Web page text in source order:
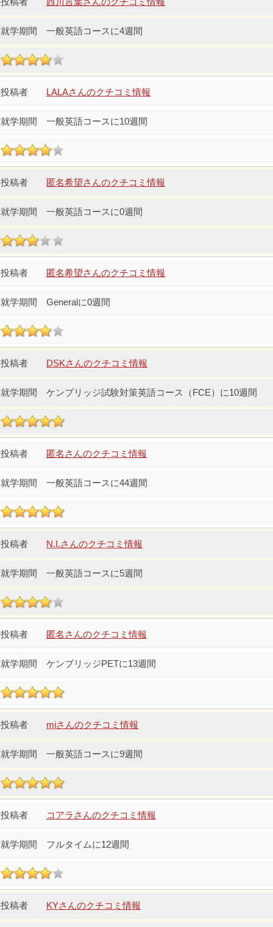
一般英語コースに4週間
LALAさんのクチコミ情報
一般英語コースに10週間
匿名希望さんのクチコミ情報
一般英語コースに0週間
匿名希望さんのクチコミ情報
Generalに0週間
DSKさんのクチコミ情報
ケンブリッジ試験対策英語コース（FCE）に10週間
匿名さんのクチコミ情報
一般英語コースに44週間
N.I.さんのクチコミ情報
一般英語コースに5週間
匿名さんのクチコミ情報
ケンブリッジPETに13週間
miさんのクチコミ情報
一般英語コースに9週間
コアラさんのクチコミ情報
フルタイムに12週間
KYさんのクチコミ情報